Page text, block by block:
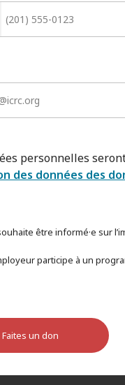
personnelles
des données des
être informé·e sur
participe à un
Faites un don